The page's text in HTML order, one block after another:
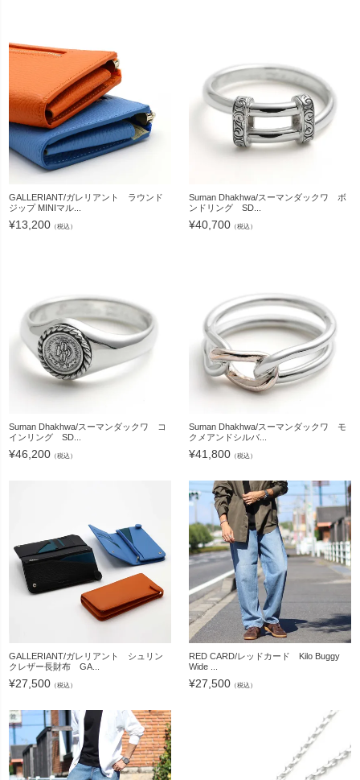
GALLERIANT/ガレリアント ラウンド
ジップ MINIマル...
¥13,200 （税込）
Suman Dhakhwa/スーマンダックワ ボ
ンドリング SD...
¥40,700 （税込）
Suman Dhakhwa/スーマンダックワ コ
インリング SD...
¥46,200 （税込）
Suman Dhakhwa/スーマンダックワ モ
クメアンドシルバ...
¥41,800 （税込）
GALLERIANT/ガレリアント シュリン
クレザー長財布 GA...
¥27,500 （税込）
RED CARD/レッドカード Kilo Buggy
Wide ...
¥27,500 （税込）